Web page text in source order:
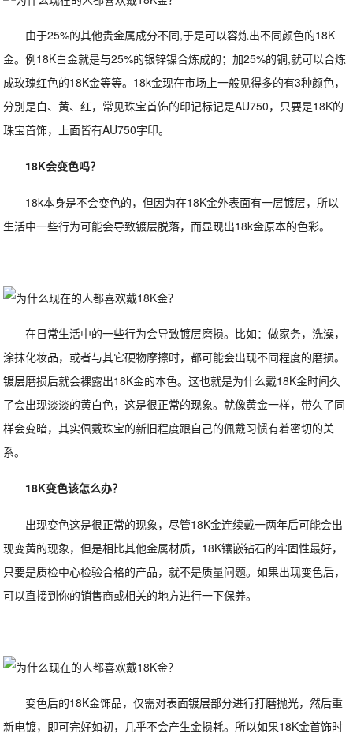
由于25%的其他贵金属成分不同,于是可以容炼出不同颜色的18K
金。例18K白金就是与25%的银锌镍合炼成的；加25%的铜,就可以合炼
成玫瑰红色的18K金等等。18k金现在市场上一般见得多的有3种颜色，
分别是白、黄、红，常见珠宝首饰的印记标记是AU750，只要是18K的
珠宝首饰，上面皆有AU750字印。
18K会变色吗？
18k本身是不会变色的，但因为在18K金外表面有一层镀层，所以
生活中一些行为可能会导致镀层脱落，而显现出18k金原本的色彩。
在日常生活中的一些行为会导致镀层磨损。比如：做家务，洗澡，
涂抹化妆品，或者与其它硬物摩擦时，都可能会出现不同程度的磨损。
镀层磨损后就会裸露出18K金的本色。这也就是为什么戴18K金时间久
了会出现淡淡的黄白色，这是很正常的现象。就像黄金一样，带久了同
样会变暗，其实佩戴珠宝的新旧程度跟自己的佩戴习惯有着密切的关
系。
18K变色该怎么办？
出现变色这是很正常的现象，尽管18K金连续戴一两年后可能会出
现变黄的现象，但是相比其他金属材质，18K镶嵌钻石的牢固性最好，
只要是质检中心检验合格的产品，就不是质量问题。如果出现变色后，
可以直接到你的销售商或相关的地方进行一下保养。
变色后的18K金饰品，仅需对表面镀层部分进行打磨抛光，然后重
新电镀，即可完好如初，几乎不会产生金损耗。所以如果18K金首饰时